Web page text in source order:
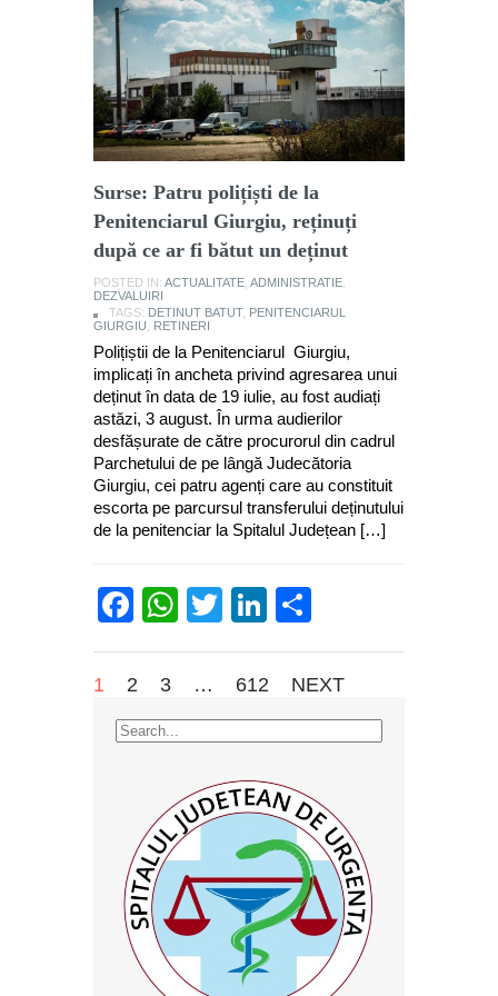
Surse: Patru polițiști de la
Penitenciarul Giurgiu, reținuți
după ce ar fi bătut un deținut
POSTED IN: ACTUALITATE ADMINISTRATIE
DEZVALUIRI
TAGS: DETINUT BATUT, PENITENCIARUL
GIURGIU
RETINERI
Polițiștii de la Penitenciarul Giurgiu,
implicați în ancheta privind agresarea unui
deținut în data de 19 iulie, au fost audiați
astăzi, 3 august. În urma audierilor
desfășurate de către procurorul din cadrul
Parchetului de pe lângă Judecătoria
Giurgiu, cei patru agenți care au constituit
escorta pe parcursul transferului deținutului
de la penitenciar la Spitalul Județean […]
Facebook
WhatsApp
TwitterLinkedIn
1 2 3 … 612 NEXT